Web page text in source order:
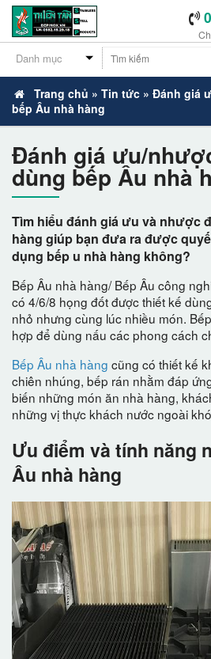
Trang chủ » Tin tức» Đánh giá
bếp Âu nhà hàng
Đánh giá ưu/
dùng bếp Âu nhà
Tìm hiểu đánh giá ưu và nhược
hàng giúp bạn đưa ra được
dụng bếp u nhà hàng không?
Bếp Âu nhà hàng/ Bếp Âu công
có 4/6/8 họng đốt được thiết kế
nhỏ nhưng cùng lúc nhiều món.
hợp để dùng nấu các phong cách
Bếp Âu nhà hàng cũng có thiết kế
chiên nhúng, bếp rán nhằm đáp
biến những món ăn nhà hàng,
những vị thực khách nước ngoài
Ưu điểm và tính năng
Âu nhà hàng